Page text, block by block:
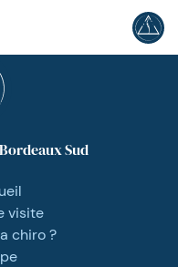
Sud
visite
chiro ?